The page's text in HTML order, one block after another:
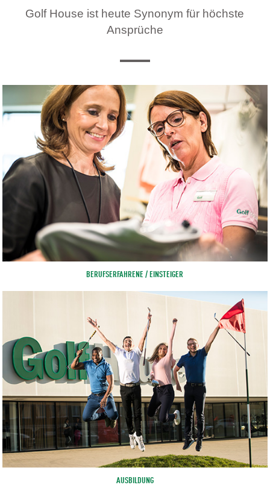
Golf House ist heute Synonym für höchste
Ansprüche
BERUFSERFAHRENE / EINSTEIGER
AUSBILDUNG